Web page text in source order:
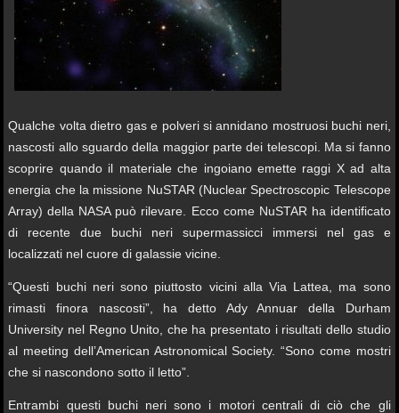
Qualche volta dietro gas e polveri si annidano mostruosi buchi neri,
nascosti allo sguardo della maggior parte dei telescopi. Ma si fanno
scoprire quando il materiale che ingoiano emette raggi X ad alta
energia che la missione NuSTAR (Nuclear Spectroscopic Telescope
Array) della NASA può rilevare. Ecco come NuSTAR ha identificato
di recente due buchi neri supermassicci immersi nel gas e
localizzati nel cuore di galassie vicine.
“Questi buchi neri sono piuttosto vicini alla Via Lattea, ma sono
rimasti finora nascosti”, ha detto Ady Annuar della Durham
University nel Regno Unito, che ha presentato i risultati dello studio
al meeting dell’American Astronomical Society. “Sono come mostri
che si nascondono sotto il letto”.
Entrambi questi buchi neri sono i motori centrali di ciò che gli